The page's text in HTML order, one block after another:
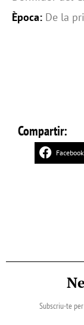
Època: De la
Compartir:
Facebook
Subscriu-te